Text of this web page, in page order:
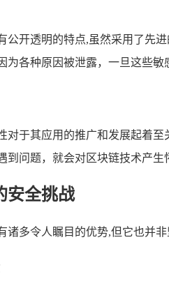
公开透明的特点,虽然采用了先
为各种原因被泄露，一旦这些
对于其应用的推广和发展起着
到问题，就会对区块链技术产
安全挑战
诸多令人瞩目的优势,但它也并